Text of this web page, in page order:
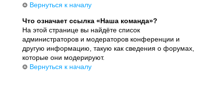
Вернуться к началу
Что означает ссылка «Наша команда»?
На этой странице вы найдёте список
администраторов и модераторов конференции и
другую информацию, такую как сведения о форумах,
которые они модерируют.
Вернуться к началу